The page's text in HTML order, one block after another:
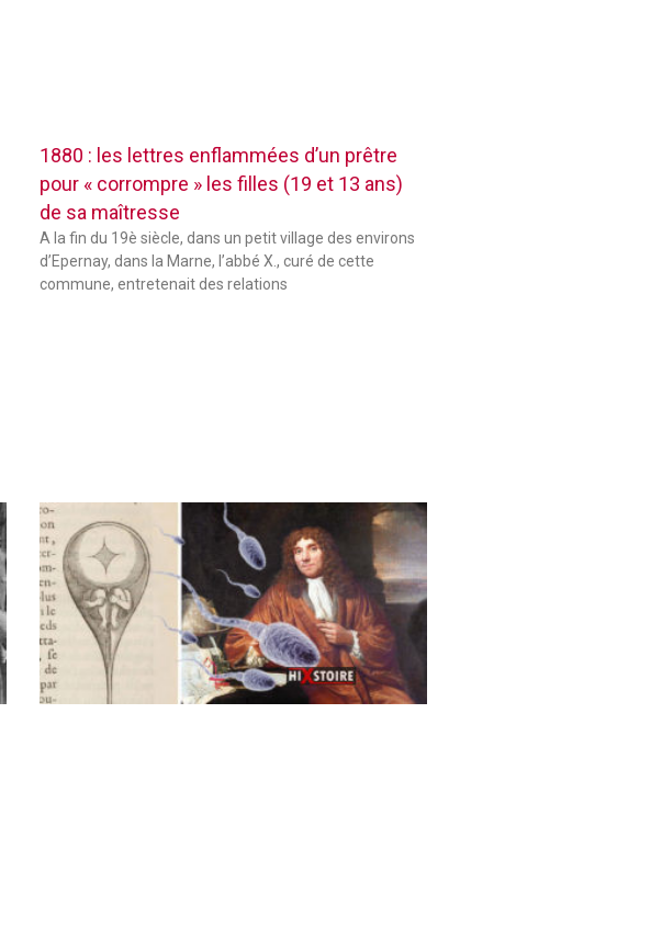
1880 : les lettres enflammées d’un prêtre
pour « corrompre » les filles (19 et 13 ans)
de sa maîtresse
A la fin du 19è siècle, dans un petit village des environs
d’Epernay, dans la Marne, l’abbé X., curé de cette
commune, entretenait des relations